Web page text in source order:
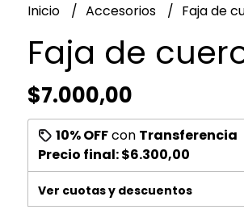
Inicio Accesorios Faja de
Faja de
$7.000,00
10% OFFcon Transferencia
Precio final:$6.300,00
Ver cuotas y descuentos